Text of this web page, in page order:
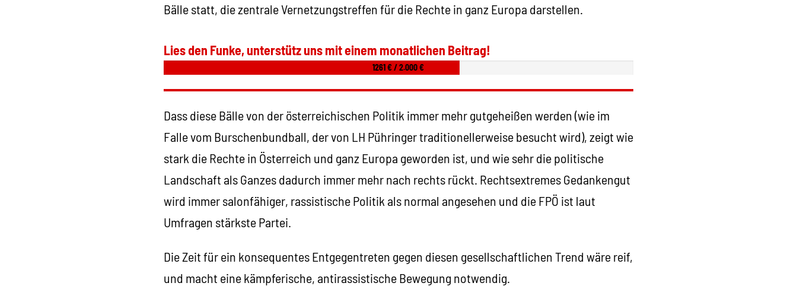
Bälle statt, die zentrale Vernetzungstreffen für die Rechte in ganz Europa darstellen.
Lies den Funke, unterstütz uns mit einem monatlichen Beitrag!
1261 € / 2.000 €
Dass diese Bälle von der österreichischen Politik immer mehr gutgeheißen werden (wie im
Falle vom Burschenbundball, der von LH Pühringer traditionellerweise besucht wird), zeigt wie
stark die Rechte in Österreich und ganz Europa geworden ist, und wie sehr die politische
Landschaft als Ganzes dadurch immer mehr nach rechts rückt. Rechtsextremes Gedankengut
wird immer salonfähiger, rassistische Politik als normal angesehen und die FPÖ ist laut
Umfragen stärkste Partei.
Die Zeit für ein konsequentes Entgegentreten gegen diesen gesellschaftlichen Trend wäre reif,
und macht eine kämpferische, antirassistische Bewegung notwendig.